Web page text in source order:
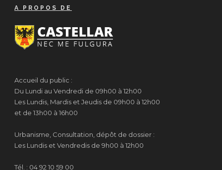
A PROPOS DE
Accueil du public :
Du Lundi au Vendredi de 09h00 à 12h00
Les Lundis, Mardis et Jeudis de 09h00 à 12h00
et de 13h00 à 16h00
Urbanisme, Consultation, dépôt de dossier :
Les Lundis et Vendredis de 9h00 à 12h00
Tél. : 04 92 10 59 00